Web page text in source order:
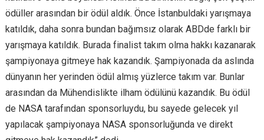
ödüller arasından bir ödül aldık. Önce İstanbuldaki yarışmaya
katıldık, daha sonra bundan bağımsız olarak ABDde farklı bir
yarışmaya katıldık. Burada finalist takım olma hakkı kazanarak
şampiyonaya gitmeye hak kazandık. Şampiyonada da aslında
dünyanın her yerinden ödül almış yüzlerce takım var. Bunlar
arasından da Mühendislikte ilham ödülünü kazandık. Bu ödül
de NASA tarafından sponsorluydu, bu sayede gelecek yıl
yapılacak şampiyonaya NASA sponsorluğunda ve direkt